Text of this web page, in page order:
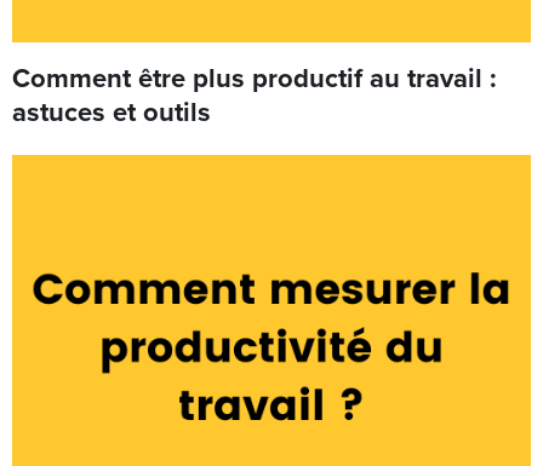
Comment être plus productif au travail :
astuces et outils